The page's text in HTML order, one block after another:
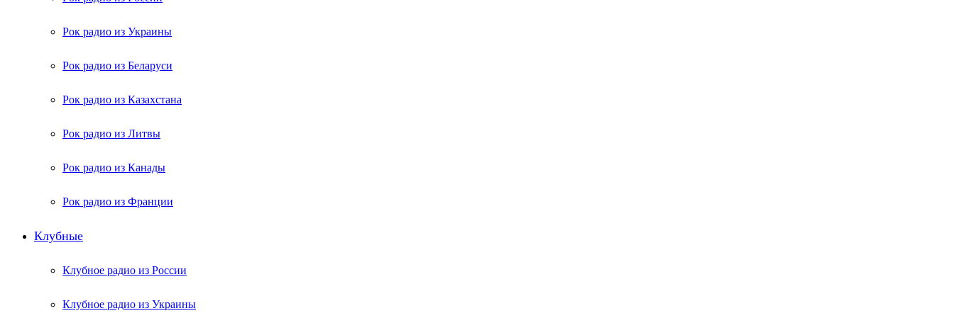
Рок радио из Украины
Рок радио из Беларуси
Рок радио из Казахстана
Рок радио из Литвы
Рок радио из Канады
Рок радио из Франции
Клубные
Клубное радио из России
Клубное радио из Украины